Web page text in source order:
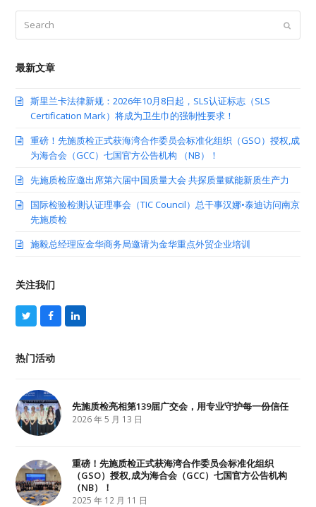
最新文章
斯里兰卡法律新规：2026年10月8日起，SLS认证标志（SLS
Certification Mark）将成为卫生巾的强制性要求！
重磅！先施质检正式获海湾合作委员会标准化组织（GSO）授权,成
为海合会（GCC）七国官方公告机构 （NB）！
先施质检应邀出席第六届中国质量大会 共探质量赋能新质生产力
国际检验检测认证理事会（TIC Council）总干事汉娜•泰迪访问南京
先施质检
施毅总经理应金华商务局邀请为金华重点外贸企业培训
关注我们
T
w
t
t
F
a
b
L
i
热门活动
先施质检亮相第139届广交会，用专业守护每一份信任
2026 年 5 月 13 日
重磅！先施质检正式获海湾合作委员会标准化组织
（GSO）授权,成为海合会（GCC）七国官方公告机构
（NB）！
2025 年 12 月 11 日